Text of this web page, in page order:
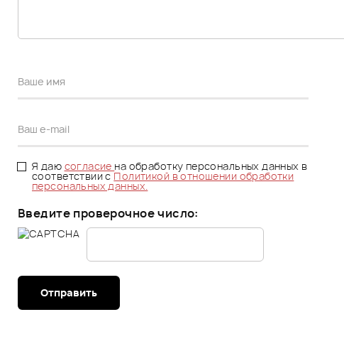
Я даю согласие на обработку персональных данных в
соответствии сПолитикой в отношении обработки
персональных данных.
Введите проверочное число:
Отправить